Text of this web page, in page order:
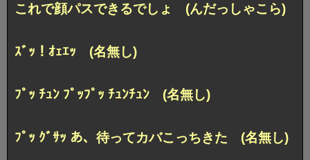
これで顔パスできるでしょ (んだっしゃこら)
ｽﾞｯ！ｵｪｴｯ (名無し)
ﾌﾟｯ ﾁｭﾝ ﾌﾟｯﾌﾟｯ ﾁｭﾝﾁｭﾝ (名無し)
ﾌﾟｯ ｸﾞｻｯ あ、待ってカバこっちきた (名無し)